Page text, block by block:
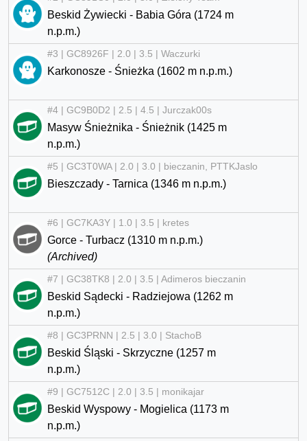
Beskid Żywiecki - Babia Góra (1724 m
n.p.m.)
#3 | GC8926F | 2.0 | 3.5 | Waczurki
Karkonosze - Śnieżka (1602 m n.p.m.)
#4 | GC9B0D2 | 2.5 | 4.5 | Jurczak00s
Masyw Śnieżnika - Śnieżnik (1425 m
n.p.m.)
#5 | GC3T0WA | 2.0 | 3.0 | bieczanin, PTTKJaslo
Bieszczady - Tarnica (1346 m n.p.m.)
#6 | GC7KA3Y | 1.0 | 3.5 | kretes
Gorce - Turbacz (1310 m n.p.m.)
(Archived)
#7 | GC38TK8 | 2.0 | 3.5 | Adimeros bieczanin
Beskid Sądecki - Radziejowa (1262 m
n.p.m.)
#8 | GC3PRNN | 2.5 | 3.0 | StachoB
Beskid Śląski - Skrzyczne (1257 m
n.p.m.)
#9 | GC7512C | 2.0 | 3.5 | monikajar
Beskid Wyspowy - Mogielica (1173 m
n.p.m.)